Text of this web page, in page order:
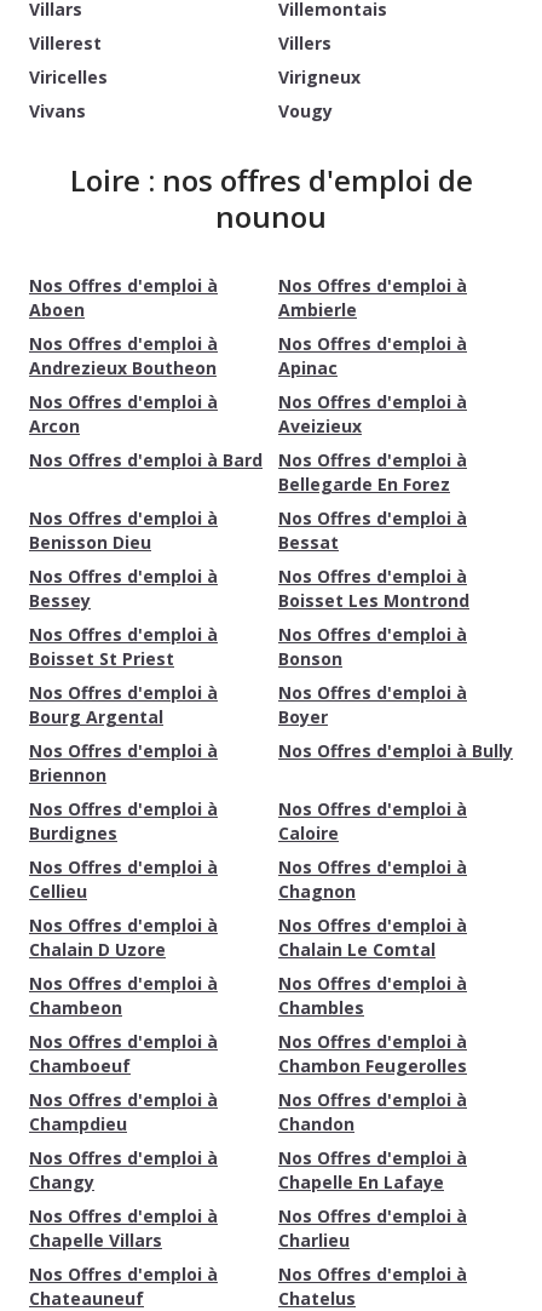
Villars
Villemontais
Villerest
Villers
Viricelles
Virigneux
Vivans
Vougy
Loire : nos offres d'emploi de
nounou
Nos Offres d'emploi à
Aboen
Nos Offres d'emploi à
Ambierle
Nos Offres d'emploi à
Andrezieux Boutheon
Nos Offres d'emploi à
Apinac
Nos Offres d'emploi à
Arcon
Nos Offres d'emploi à
Aveizieux
Nos Offres d'emploi à Bard
Nos Offres d'emploi à
Bellegarde En Forez
Nos Offres d'emploi à
Benisson Dieu
Nos Offres d'emploi à
Bessat
Nos Offres d'emploi à
Bessey
Nos Offres d'emploi à
Boisset Les Montrond
Nos Offres d'emploi à
Boisset St Priest
Nos Offres d'emploi à
Bonson
Nos Offres d'emploi à
Bourg Argental
Nos Offres d'emploi à
Boyer
Nos Offres d'emploi à
Briennon
Nos Offres d'emploi à Bully
Nos Offres d'emploi à
Burdignes
Nos Offres d'emploi à
Caloire
Nos Offres d'emploi à
Cellieu
Nos Offres d'emploi à
Chagnon
Nos Offres d'emploi à
Chalain D Uzore
Nos Offres d'emploi à
Chalain Le Comtal
Nos Offres d'emploi à
Chambeon
Nos Offres d'emploi à
Chambles
Nos Offres d'emploi à
Chamboeuf
Nos Offres d'emploi à
Chambon Feugerolles
Nos Offres d'emploi à
Champdieu
Nos Offres d'emploi à
Chandon
Nos Offres d'emploi à
Changy
Nos Offres d'emploi à
Chapelle En Lafaye
Nos Offres d'emploi à
Chapelle Villars
Nos Offres d'emploi à
Charlieu
Nos Offres d'emploi à
Chateauneuf
Nos Offres d'emploi à
Chatelus